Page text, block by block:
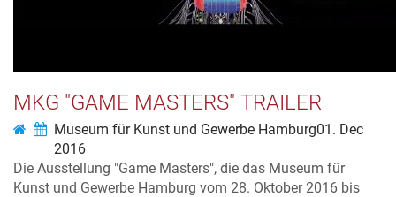
MKG "GAME MASTERS" TRAILER
Museum für Kunst und Gewerbe Hamburg01. Dec
2016
Die Ausstellung "Game Masters", die das Museum für
Kunst und Gewerbe Hamburg vom 28. Oktober 2016 bis